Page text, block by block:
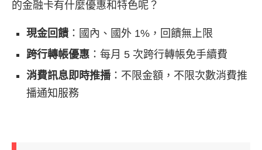
的金融卡有什麼優惠和特色呢？
現金回饋 ：國內、國外 1%，回饋無上限
跨行轉帳優惠 ：每月 5 次跨行轉帳免手續費
消費訊息即時推播：不限金額，不限次數消費推
播通知服務